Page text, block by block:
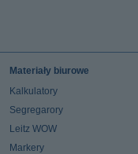
Materiały biurowe
Kalkulatory
Segregarory
Leitz WOW
Markery